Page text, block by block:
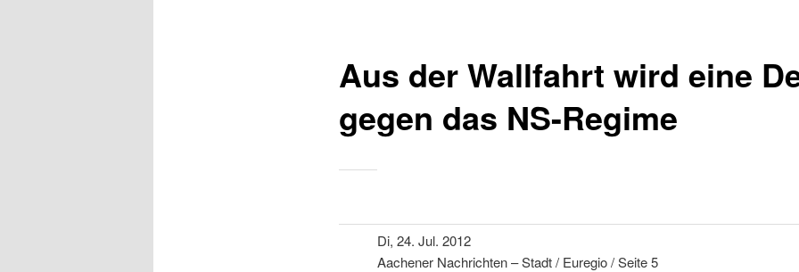
Aus der Wallfahrt wird eine
gegen das NS-Regime
Di, 24. Jul. 2012
Aachener Nachrichten – Stadt / Euregio / Seite 5